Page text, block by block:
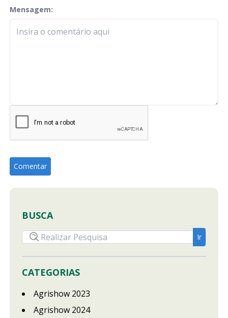
Mensagem:
check-terms
BUSCA
CATEGORIAS
Agrishow 2023
Agrishow 2024